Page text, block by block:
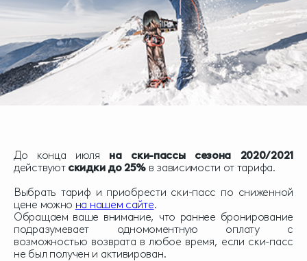
До конца июля на ски-пассы сезона 2020/2021
действуют скидки до 25% в зависимости от тарифа.
Выбрать тариф и приобрести ски-пасс по сниженной
цене можно на нашем сайте.
Обращаем ваше внимание, что раннее бронирование
подразумевает одномоментную оплату с
возможностью возврата в любое время, если ски-пасс
не был получен и активирован.